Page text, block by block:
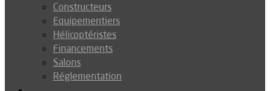
Constructeurs
Equipementiers
Hélicoptéristes
Financements
Salons
Réglementation